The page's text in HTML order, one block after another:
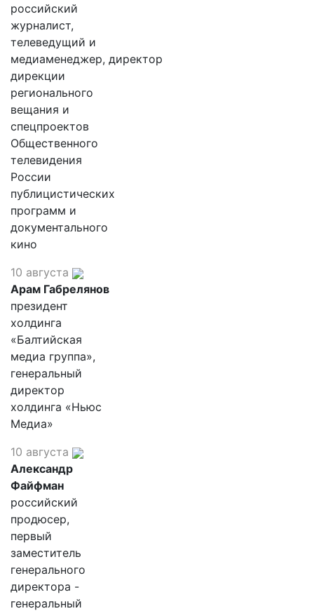
российский
журналист,
телеведущий и
медиаменеджер, директор
дирекции
регионального
вещания и
спецпроектов
Общественного
телевидения
России
публицистических
программ и
документального
кино
10 августа
Арам Габрелянов
президент
холдинга
«Балтийская
медиа группа»,
генеральный
директор
холдинга «Ньюс
Медиа»
10 августа
Александр
Файфман
российский
продюсер,
первый
заместитель
генерального
директора -
генеральный